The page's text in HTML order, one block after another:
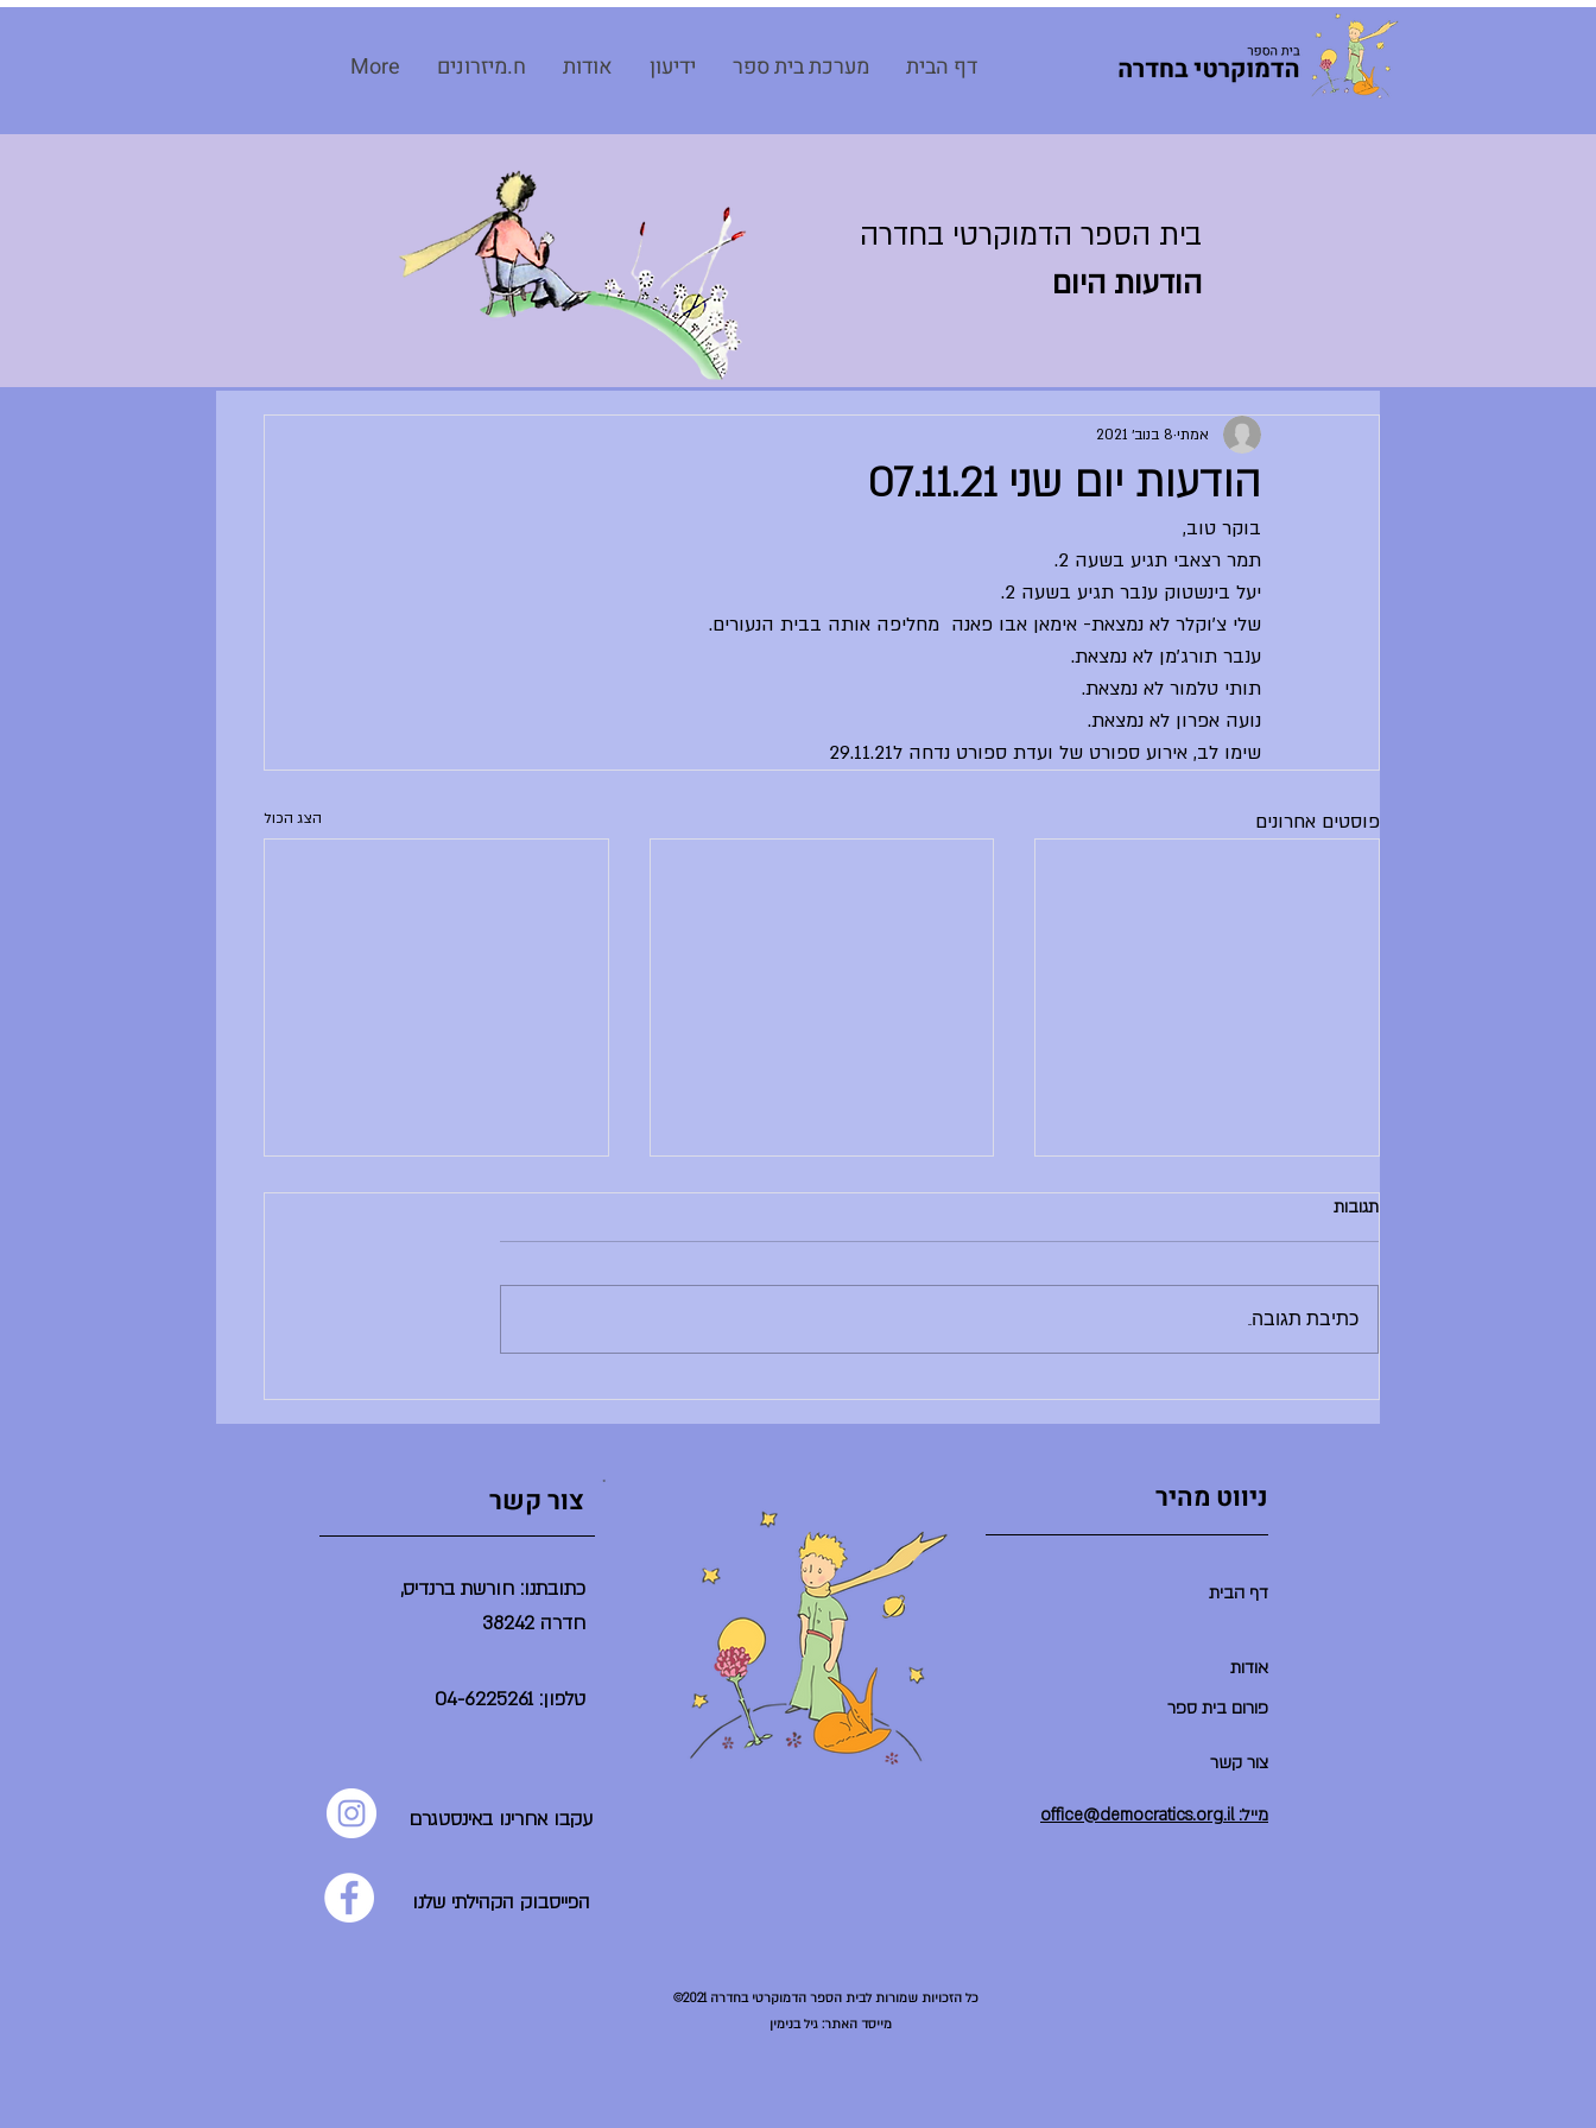
דף הבית מערכת בית ספר ידיעון אודות ח.מיזרונים More
בית הספר הדמוקרטי בחדרה
הודעות היום
הודעות יום שני 07.11.21
אמתי 8 בנוב׳ 2021
בוקר טוב,
תמר רצאבי תגיע בשעה 2.
יעל בינשטוק ענבר תגיע בשעה 2.
שלי צ'וקלר לא נמצאת- אימאן אבו פאנה  מחליפה אותה בבית הנעורים.
ענבר תורג'מן לא נמצאת.
תותי טלמור לא נמצאת.
נועה אפרון לא נמצאת.
שימו לב, אירוע ספורט של ועדת ספורט נדחה ל29.11.21
פוסטים אחרונים הצג הכול
הודעות יום שלישי, 30.6.26
בוקר טוב, - החזרת ספרים לספריה היום
הודעות יום שני, 29.6.26
בוקר טוב, - רותם צדוק לא נמצאת - הדר
הודעות יום ראשון, 28.6.26
בוקר טוב ושבוע טוב, - ענבל לא נמצאת -
תגובות
כתיבת תגובה...
צור קשר ניווט מהיר
כתובתנו: חורשת ברנדיס,
חדרה 38242
טלפון: 04-6225261
דף הבית
אודות
פורום בית ספר
צור קשר
עקבו אחרינו באינסטגרם מייל: office@democratics.org.il
הפייסבוק הקהילתי שלנו
©2021 כל הזכויות שמורות לבית הספר הדמוקרטי בחדרה
מייסד האתר: גיל בנימין